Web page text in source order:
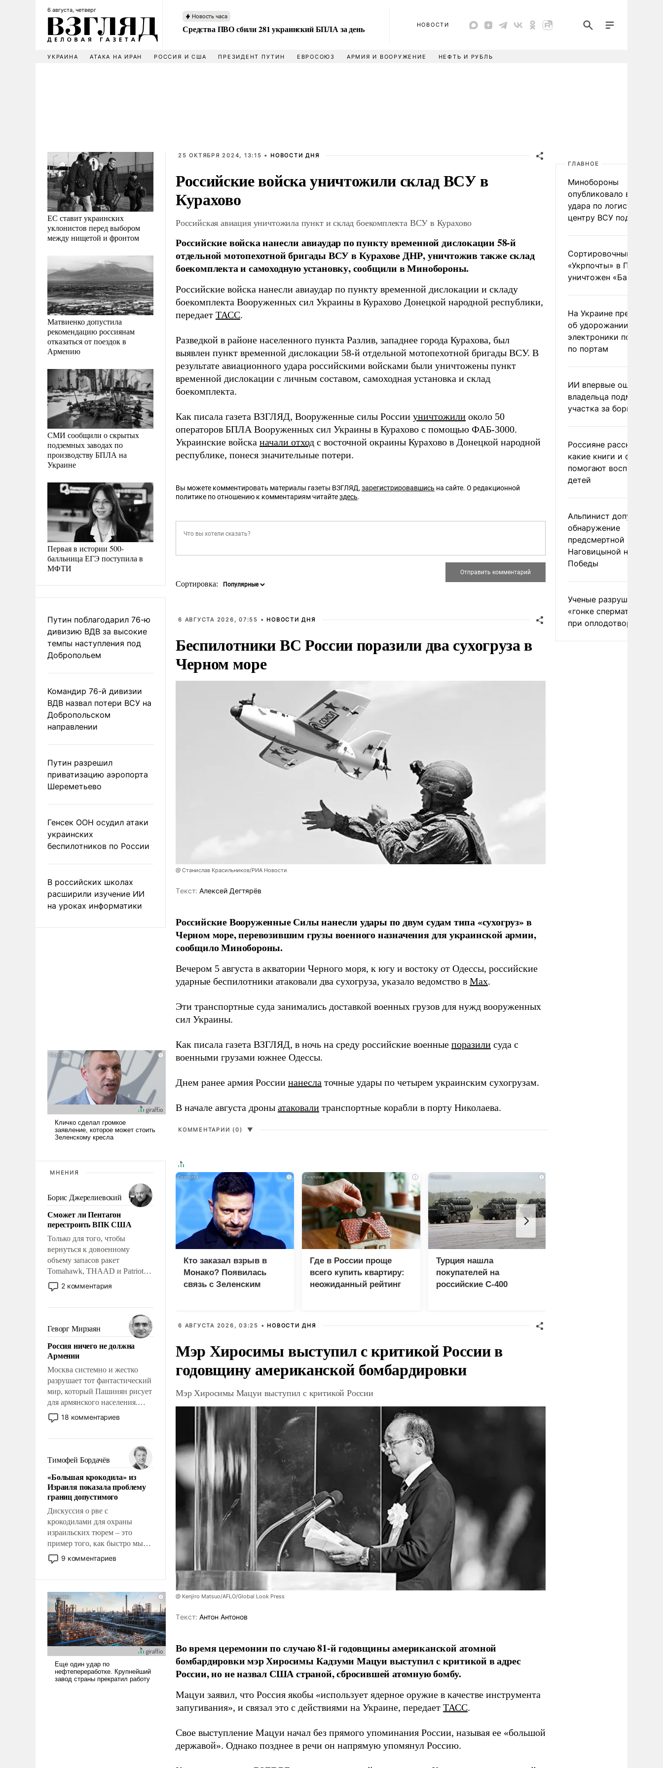
6 августа, четверг
Новость часа
Средства ПВО сбили 281 украинский БПЛА за день НОВОСТИ
УКРАИНА АТАКА НА ИРАН РОССИЯ И США ПРЕЗИДЕНТ ПУТИН ЕВРОСОЮЗ АРМИЯ И ВООРУЖЕНИЕ НЕФТЬ И РУБЛЬ
ЕС ставит украинских
уклонистов перед выбором
между нищетой и фронтом
Матвиенко допустила
рекомендацию россиянам
отказаться от поездок в
Армению
СМИ сообщили о скрытых
подземных заводах по
производству БПЛА на
Украине
Первая в истории 500-
балльница ЕГЭ поступила в
МФТИ
Путин поблагодарил 76-ю
дивизию ВДВ за высокие
темпы наступления под
Добропольем
Командир 76-й дивизии
ВДВ назвал потери ВСУ на
Добропольском
направлении
Путин разрешил
приватизацию аэропорта
Шереметьево
Генсек ООН осудил атаки
украинских
беспилотников по России
В российских школах
расширили изучение ИИ
на уроках информатики
МНЕНИЯ
Борис Джерелиевский
Сможет ли Пентагон
перестроить ВПК США
Только для того, чтобы
вернуться к довоенному
объему запасов ракет
Tomahawk, THAAD и Patriot
США потребуется более трех
лет. Даже небольшая война с
Сложившаяся ситуация
означает многолетний период
уязвимости США, например,
перед Китаем.
2 комментария
Геворг Мирзаян
Россия ничего не должна
Армении
Москва системно и жестко
разрушает тот фантастический
мир, который Пашинян рисует
для армянского населения.
Мир, где политические
прожекты будут безусловно
налогоплательщиков и где
Еревану за свои поступки не
нужно отвечать.
18 комментариев
Тимофей Бордачёв
«Большая крокодила» из
Израиля показала проблему
границ допустимого
Дискуссия о рве с
крокодилами для охраны
израильских тюрем – это
пример того, как быстро мы
двигаемся по пути
революционных изменений.
псевдонаучной фантастики,
стало всерьез обсуждаемой
идеей.
9 комментариев
25 ОКТЯБРЯ 2024, 13:15 • НОВОСТИ ДНЯ
Российские войска уничтожили склад ВСУ в
Курахово
Российская авиация уничтожила пункт и склад боекомплекта ВСУ в Курахово
Российские войска нанесли авиаудар по пункту временной дислокации 58-й
отдельной мотопехотной бригады ВСУ в Курахове ДНР, уничтожив также склад
боекомплекта и самоходную установку, сообщили в Минобороны.
Российские войска нанесли авиаудар по пункту временной дислокации и складу
боекомплекта Вооруженных сил Украины в Курахово Донецкой народной республики,
передает ТАСС.
Разведкой в районе населенного пункта Разлив, западнее города Курахова, был
выявлен пункт временной дислокации 58-й отдельной мотопехотной бригады ВСУ. В
результате авиационного удара российскими войсками были уничтожены пункт
временной дислокации с личным составом, самоходная установка и склад
боекомплекта.
Как писала газета ВЗГЛЯД, Вооруженные силы России уничтожили около 50
операторов БПЛА Вооруженных сил Украины в Курахово с помощью ФАБ-3000.
Украинские войска начали отход с восточной окраины Курахово в Донецкой народной
республике, понеся значительные потери.
Вы можете комментировать материалы газеты ВЗГЛЯД, зарегистрировавшись на сайте. О редакционной
политике по отношению к комментариям читайтездесь.
Сортировка:
6 АВГУСТА 2026, 07:55 • НОВОСТИ ДНЯ
Беспилотники ВС России поразили два сухогруза в
Черном море
@ Станислав Красильников/РИА Новости
Tекст: Алексей Дегтярёв
Российские Вооруженные Силы нанесли удары по двум судам типа «сухогруз» в
Черном море, перевозившим грузы военного назначения для украинской армии,
сообщило Минобороны.
Вечером 5 августа в акватории Черного моря, к югу и востоку от Одессы, российские
ударные беспилотники атаковали два сухогруза, указало ведомство в Max.
Эти транспортные суда занимались доставкой военных грузов для нужд вооруженных
сил Украины.
Как писала газета ВЗГЛЯД, в ночь на среду российские военные поразили суда с
военными грузами южнее Одессы.
Днем ранее армия России нанесла точные удары по четырем украинским сухогрузам.
В начале августа дроны атаковали транспортные корабли в порту Николаева.
КОММЕНТАРИИ (0) ▼
i
Кто заказал взрыв в
Монако? Появилась
связь с Зеленским
i
Где в России проще
всего купить квартиру:
неожиданный рейтинг
i
Турция нашла
покупателей на
российские C-400
6 АВГУСТА 2026, 03:25 • НОВОСТИ ДНЯ
Мэр Хиросимы выступил с критикой России в
годовщину американской бомбардировки
Мэр Хиросимы Мацуи выступил с критикой России
@ Kenjiro Matsuo/AFLO/Global Look Press
Tекст: Антон Антонов
Во время церемонии по случаю 81-й годовщины американской атомной
бомбардировки мэр Хиросимы Кадзуми Мацуи выступил с критикой в адрес
России, но не назвал США страной, сбросившей атомную бомбу.
Мацуи заявил, что Россия якобы «использует ядерное оружие в качестве инструмента
запугивания», и связал это с действиями на Украине, передает ТАСС.
Свое выступление Мацуи начал без прямого упоминания России, называя ее «большой
державой». Однако позднее в речи он напрямую упомянул Россию.
ГЛАВНОЕ
Минобороны
опубликовало видео
удара по
центру ВСУ под Киевом
Сортировочный пункт
«Укрпочты» в
уничтожен
На Украине
об удорожании
электроники после
по портам
ИИ впервые
владельца
участка за борщевик
Россияне рассказали,
какие книги и фильмы
помогают воспитывать
детей
Альпинист допустил
обнаружение
предсмертной записки
Наговицыной на пике
Победы
Ученые разрушили миф
«гонке
при оплодотворении